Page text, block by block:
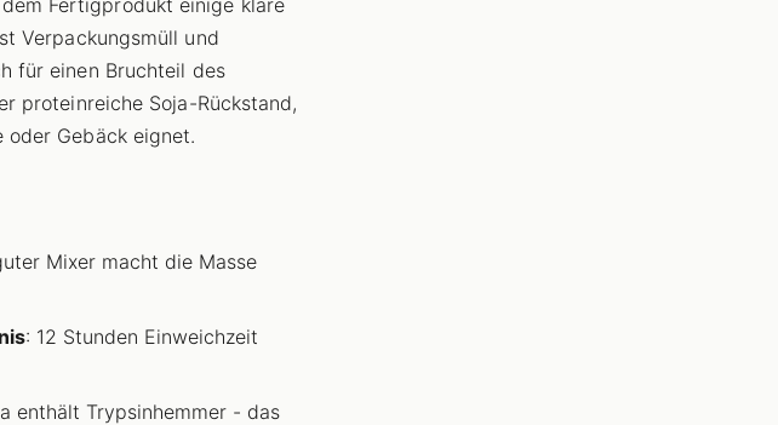
Verpackungsmüll und
für einen Bruchteil des
proteinreiche Soja-Rückstand,
Gebäck eignet.
Mixer macht die Masse
: 12 Stunden Einweichzeit
enthält Trypsinhemmer - das